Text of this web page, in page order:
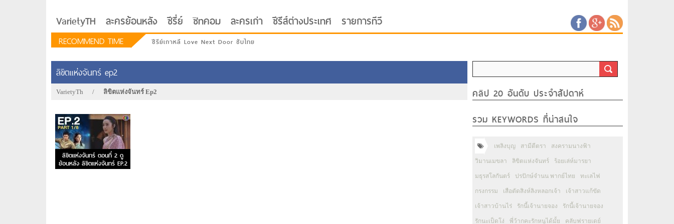
VarietyTH ละครย้อนหลัง ซีรี่ย์ ซิทคอม ละครเก่า ซีรีส์ต่างประเทศ รายการทีวี
RECOMMEND TIME ซีรีย์เกาหลี Love Next Door ซับไทย
ลิขิตแห่งจันทร์ ep2
VarietyTh / ลิขิตแห่งจันทร์ Ep2
ลิขิตแห่งจันทร์ ตอนที่ 2 ดู
ย้อนหลัง ลิขิตแห่งจันทร์ EP.2
คลิป 20 อันดับ ประจำสัปดาห์
รวม KEYWORDS ที่น่าสนใจ
เพลิงบุญ สามีตีตรา สงครามนางฟ้า
วิมานเมขลา ลิขิตแห่งจันทร์ ร้อยเล่ห์มารยา
มธุรสโลกันตร์ ปรปักษ์จำนน พากย์ไทย ทะเลไฟ
กรงกรรม เสือตัดสิงห์ลิงหลอกเจ้า เจ้าสาวแก้ขัด
เจ้าสาวบ้านไร่ รักนี้เจ้านายจอง รักนี้เจ้านายจอง
รักนะเป็ดโง่ พี่ว้ากคะรักหนูได้มั้ย คลับฟรายเดย์